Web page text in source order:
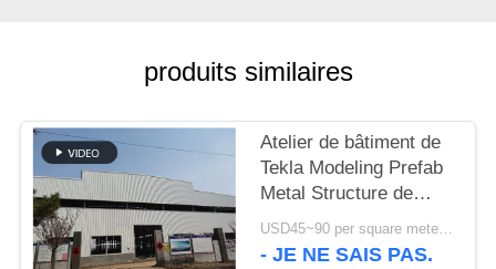
PLAN
DU
SITE
produits similaires
Atelier de bâtiment de
Tekla Modeling Prefab
Metal Structure de
haute résistance
USD45~90 per square meter MOQ:1000 mètres carrés
- JE NE SAIS PAS.